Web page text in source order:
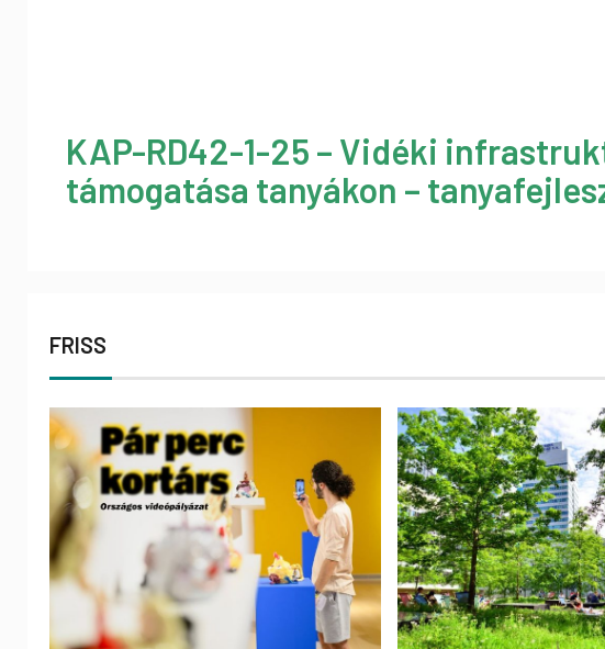
KAP-RD42-1-25 – Vidéki
támogatása tanyákon –
FRISS